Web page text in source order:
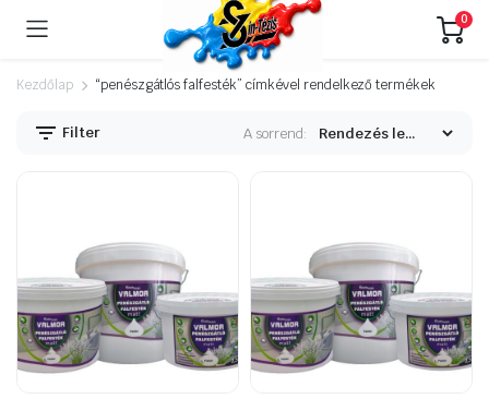
0
Kezdőlap “penészgátlós falfesték” címkével rendelkező termékek
Filter A sorrend: